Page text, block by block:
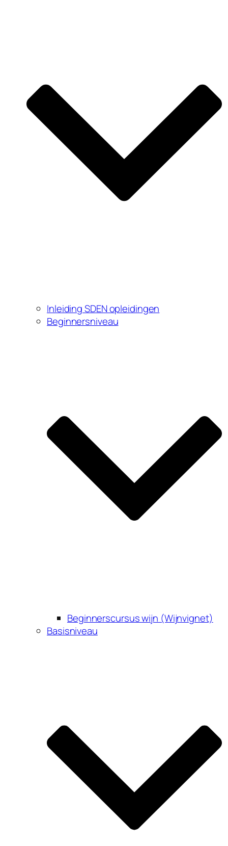
Inleiding SDEN opleidingen
Beginnersniveau
Beginnerscursus wijn (Wijnvignet)
Basisniveau